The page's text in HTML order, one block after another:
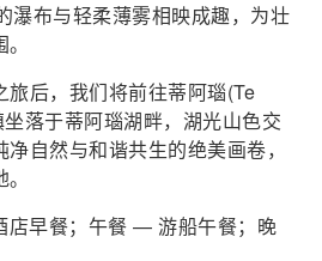
瀑布与轻柔薄雾相映成趣，为壮
后，我们将前往蒂阿瑙(Te
落于蒂阿瑙湖畔，湖光山色交
自然与和谐共生的绝美画卷，
早餐；午餐 — 游船午餐；晚